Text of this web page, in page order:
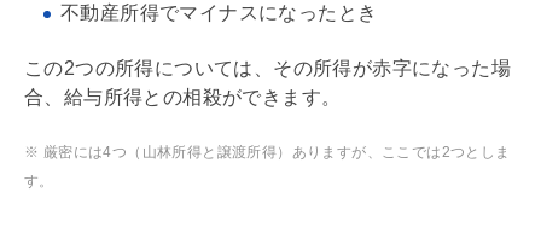
不動産所得でマイナスになったとき
この2つの所得については、その所得が赤字になった場
合、給与所得との相殺ができます。
※ 厳密には4つ（山林所得と譲渡所得）ありますが、ここでは2つとしま
す。